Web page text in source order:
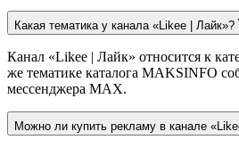
Какая тематика у канала «Likee | Лайк»?
Канал «Likee | Лайк» относится к
же тематике каталога MAKSINFO
мессенджера MAX.
Можно ли купить рекламу в канале